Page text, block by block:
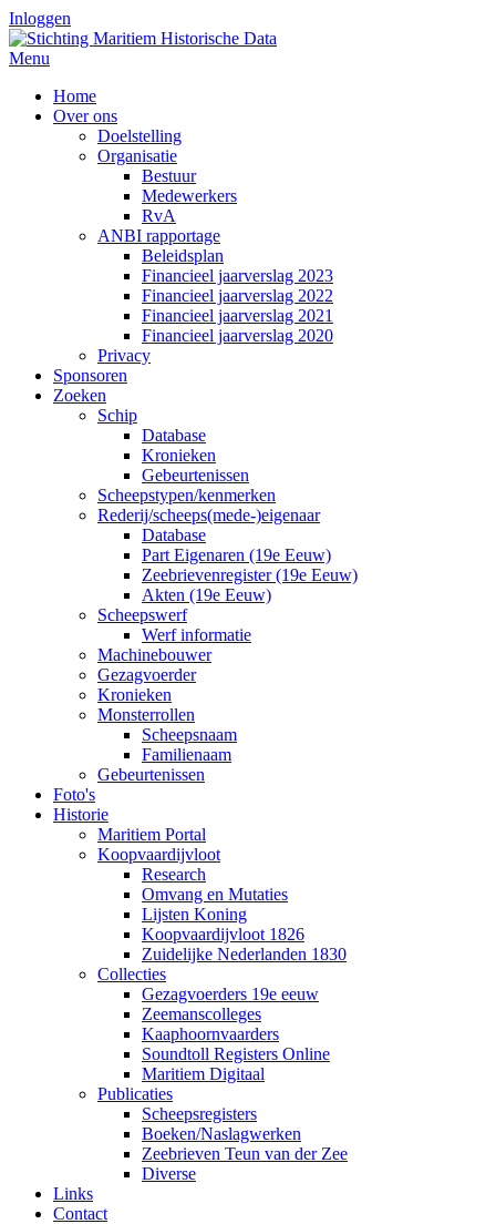
Inloggen
Menu
Home
Over ons
Doelstelling
Organisatie
Bestuur
Medewerkers
RvA
ANBI rapportage
Beleidsplan
Financieel jaarverslag 2023
Financieel jaarverslag 2022
Financieel jaarverslag 2021
Financieel jaarverslag 2020
Privacy
Sponsoren
Zoeken
Schip
Database
Kronieken
Gebeurtenissen
Scheepstypen/kenmerken
Rederij/scheeps(mede-)eigenaar
Database
Part Eigenaren (19e Eeuw)
Zeebrievenregister (19e Eeuw)
Akten (19e Eeuw)
Scheepswerf
Werf informatie
Machinebouwer
Gezagvoerder
Kronieken
Monsterrollen
Scheepsnaam
Familienaam
Gebeurtenissen
Foto's
Historie
Maritiem Portal
Koopvaardijvloot
Research
Omvang en Mutaties
Lijsten Koning
Koopvaardijvloot 1826
Zuidelijke Nederlanden 1830
Collecties
Gezagvoerders 19e eeuw
Zeemanscolleges
Kaaphoornvaarders
Soundtoll Registers Online
Maritiem Digitaal
Publicaties
Scheepsregisters
Boeken/Naslagwerken
Zeebrieven Teun van der Zee
Diverse
Links
Contact